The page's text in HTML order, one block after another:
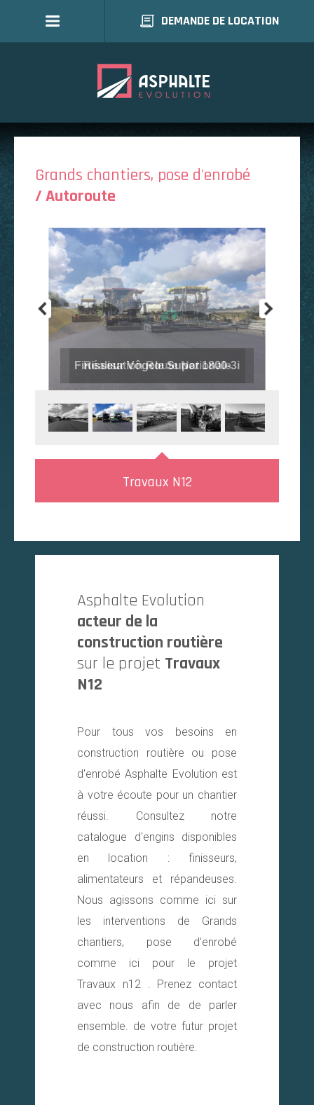
DEMANDE DE LOCATION
Grands chantiers, pose d'enrobé
/ Autoroute
Réalisation Route Nationale
Finisseur Vôgele Super 1800-3i
Travaux N12
Asphalte Evolution
acteur de la
construction routière
sur le projet Travaux
N12
Pour tous vos besoins en
construction routière ou pose
d'enrobé Asphalte Evolution est
à votre écoute pour un chantier
réussi. Consultez notre
catalogue d'engins disponibles
en location : finisseurs,
alimentateurs et répandeuses.
Nous agissons comme ici sur
les interventions de Grands
chantiers, pose d'enrobé
comme ici pour le projet
Travaux n12 . Prenez contact
avec nous afin de de parler
ensemble. de votre futur projet
de construction routière.